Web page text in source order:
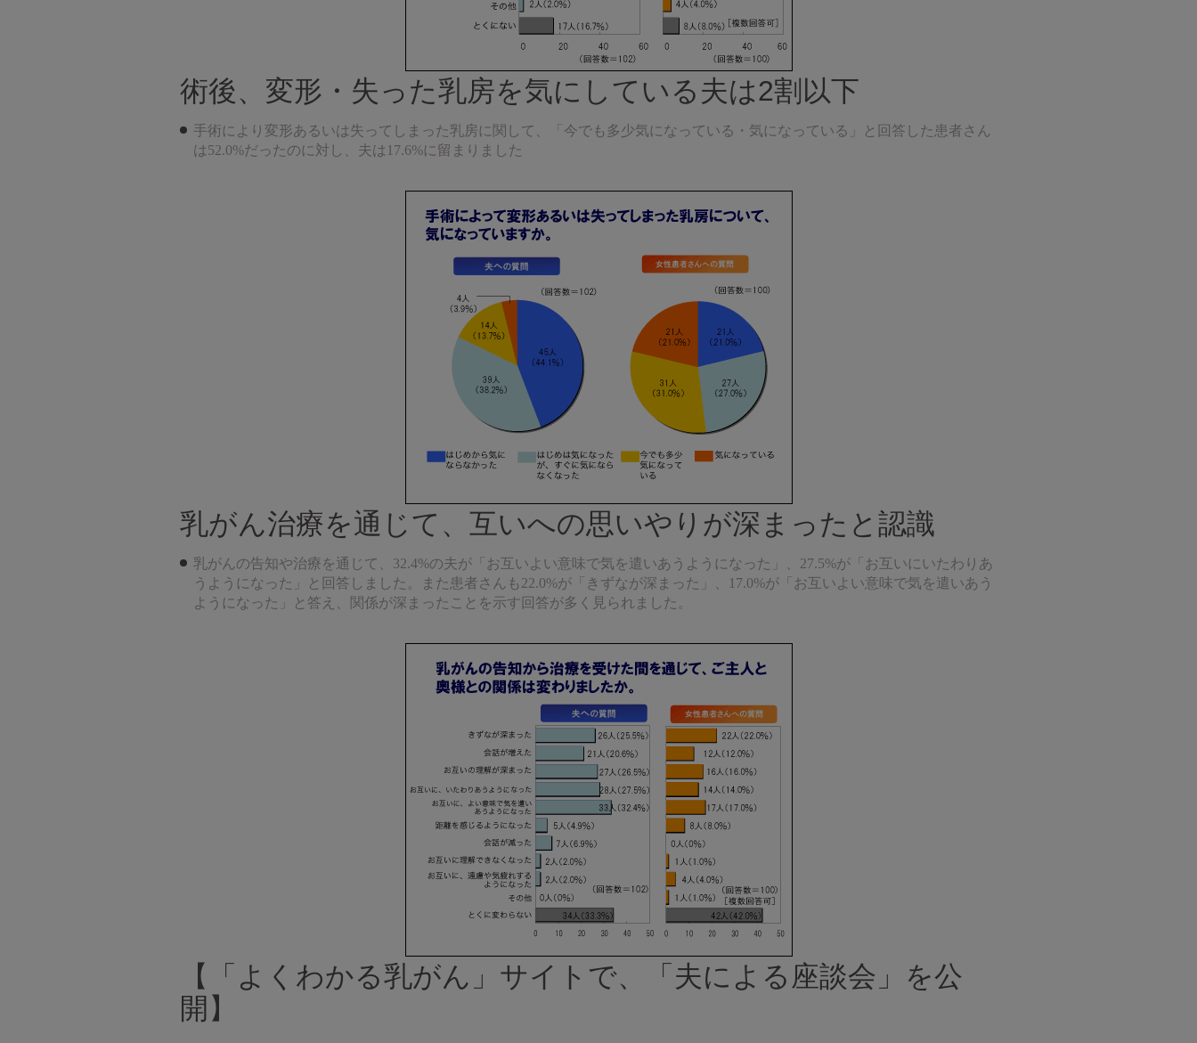
術後、変形・失った乳房を気にしている夫は2割以下
手術により変形あるいは失ってしまった乳房に関して、「今でも多少気になっている・気になっている」と回答した患者さん
は52.0%だったのに対し、夫は17.6%に留まりました
乳がん治療を通じて、互いへの思いやりが深まったと認識
乳がんの告知や治療を通じて、32.4%の夫が「お互いよい意味で気を遣いあうようになった」、27.5%が「お互いにいたわりあ
うようになった」と回答しました。また患者さんも22.0%が「きずなが深まった」、17.0%が「お互いよい意味で気を遣いあう
ようになった」と答え、関係が深まったことを示す回答が多く見られました。
【「よくわかる乳がん」サイトで、「夫による座談会」を公
開】